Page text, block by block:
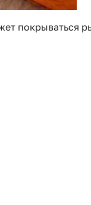
покрываться